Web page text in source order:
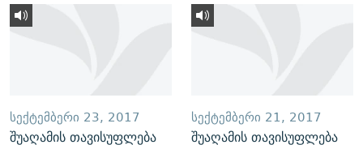
ᲡᲔᲥᲢᲔᲛᲑᲔᲠᲘ 23, 2017
შუაღამის თავისუფლება
ᲡᲔᲥᲢᲔᲛᲑᲔᲠᲘ 21, 2017
შუაღამის თავისუფლება